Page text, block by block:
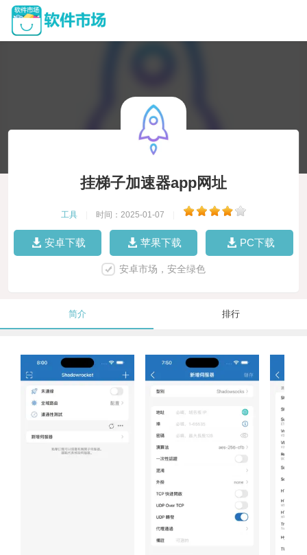
挂梯子加速器app网址
工具 时间：2025-01-07
安卓下载 苹果下载 PC下载
安卓市场，安全绿色
简介 排行